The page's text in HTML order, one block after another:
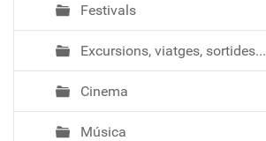
Festivals
Excursions, viatges, sortides...
Cinema
Música